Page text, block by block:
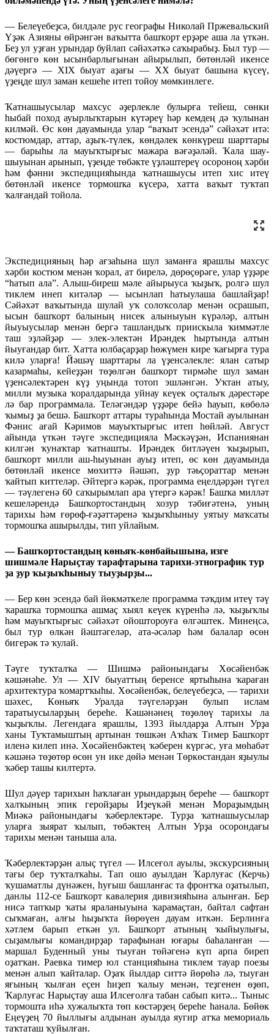
— Белеүебеҙсә, билдәле рус географы Николай Пржевальский
Үҙәк Азияны өйрәнгән ваҡытта башҡорт ерҙәре аша ла үткән.
Беҙ ул уҙған урындар буйлап сәйәхәткә саҡырабыҙ. Был тур —
бөгөнгө көн ысынбарлығынан айырылып, бөтөнләй икенсе
дәүергә — XIX быуат аҙағы — ХХ быуат башына күсеү,
үҙеңде шул заман кешеһе итеп тойоу мөмкинлеге.
Ҡатнашыусылар махсус әҙерлекле булырға тейеш, сөнки
һыбай поход ауырлыҡтарын күтәреү һәр кемдең дә ҡулынан
килмәй. Өс көн дауамында улар “ваҡыт эсендә” сәйәхәт итә:
костюмдар, аттар, аҙыҡ-түлек, көндәлек көнкүреш шарттары
— барыһы ла мауыҡтырғыс мажара вәғәҙәләй. Ҡала шау-
шыуынан арынып, үҙеңде төбәкте үҙләштереү осороноң хәрби
һәм фәнни экспедицияһында ҡатнашыусы итеп хис итеү
бөтөнләй икенсе тормошҡа күсерә, хатта ваҡыт туҡтап
ҡалғандай тойола.
Экспедицияның һәр ағзаһына шул заманға ярашлы махсус
хәрби костюм менән ҡорал, ат бирелә, дөрөҫөрәге, улар үҙҙәре
“һатып ала”. Алыш-биреш мәле айырыуса ҡыҙыҡ, ролгә шул
тиклем инеп китәләр — ысынлап һатыулаша башлайҙар!
Сәйәхәт ваҡытында шулай уҡ солоҡсолар менән осрашып,
ысын башҡорт балының нисек алыныуын күрәләр, алтын
йыуыусылар менән бергә ташландыҡ приискыла ҡиммәтле
таш эҙләйҙәр — элек-электән Ирәндек һыртында алтын
йыуғандар бит. Хатта юлбаҫарҙар һөжүмен кире ҡағырға тура
килә уларға! Йәшәү шарттары ла үҙенсәлекле: ялан сатыр
казармаһы, кейеҙҙән төҙөлгән башҡорт тирмәһе шул заман
үҙенсәлектәрен күҙ уңында тотоп эшләнгән. Уҡтан атыу,
милли музыка ҡоралдарында уйнау кеүек оҫталыҡ дәрестәре
лә бар программала. Теләгәндәр үҙҙәре бейә һауып, көбөлә
ҡымыҙ ҙа бешә. Башҡорт аттары тураһында Мостай ауылынан
Фәнис ағай Кәримов мауыҡтырғыс итеп һөйләй. Август
айында үткән тәүге экспедицияла Мәскәүҙән, Испаниянан
килгән ҡунаҡтар ҡатнашты. Ирәндек битләүен ҡыҙырып,
башҡорт милли аш-һыуынан ауыҙ итеп, өс көн дауамында
бөтөнләй икенсе мөхиттә йәшәп, ҙур тәьҫораттар менән
ҡайтып киттеләр. Әйтергә кәрәк, программа еңелдәрҙән түгел
— тәүлегенә 60 саҡырымлап ара үтергә кәрәк! Башҡа милләт
кешеләрендә Башҡортостандың хозур тәбиғәтенә, уның
тарихы һәм ғөрөф-ғәҙәттәренә ҡыҙыҡһыныу уятыу маҡсаты
тормошҡа ашырылды, тип уйлайым.
— Башҡортостандың көньяҡ-көнбайышына, изге
шишмәле На­рыҫтау тарафтарына тарихи-этнографик тур
ҙа ҙур ҡыҙыҡһыныу тыуҙырҙы...
— Бер көн эсендә бай йөкмәткеле программа тәҡдим итеү тәү
ҡарашҡа тормошҡа ашмаҫ хыял кеүек күренһә лә, ҡыҙыҡлы
һәм мауыҡтырғыс сәйәхәт ойоштороуға өлгәштек. Минеңсә,
был тур өлкән йәштәгеләр, ата-әсәләр һәм балалар өсөн
бигерәк тә ҡулай.
Тәүге туҡталҡа — Шишмә районындағы Хөсәйенбәк
кәшәнәһе. Ул — XIV быуаттың беренсе яртыһына ҡараған
архитектура ҡомартҡыһы. Хөсәйенбәк, белеүебеҙсә, — тарихи
шәхес, Көньяҡ Уралда тәүгеләрҙән булып ислам
таратыусыларҙың береһе. Кәшәнәнең төҙөлөү тарихы ла
ҡыҙыҡлы. Легендаға ярашлы, 1393 йылдарҙа Алтын Урҙа
ханы Туҡтамыштың артынан төшкән Аҡһаҡ Тимер Башҡорт
иленә килеп инә. Хөсәйенбәктең ҡәберен күргәс, уға мөһабәт
кәшәнә төҙөтөр өсөн ун ике дөйә менән Төркөстандан яҙыулы
ҡәбер ташы килтертә.
Шул дәүер тарихын һаҡлаған урындарҙың береһе — башҡорт
халҡының эпик геройҙары Иҙеүкәй менән Мораҙымдың
Миәкә районындағы ҡәберлектәре. Турҙа ҡатнашыусылар
уларға зыярат ҡылып, төбәктең Алтын Урҙа осорондағы
тарихы менән таныша ала.
Ҡәберлектәрҙән алыҫ түгел — Илсеғол ауылы, экскурсияның
тағы бер туҡталҡаһы. Тап ошо ауылдан Ҡарлуғас (Керчь)
ҡушаматлы дүнәжен, һуғыш башланғас та фронтҡа оҙатылып,
данлы 112-се Башҡорт кавалерия дивизияһына алынған. Бер
нисә тапҡыр ҡаты яраланыуына ҡарамаҫтан, байтал сафтан
сыҡмаған, алғы һыҙыҡта йөрөүен дауам иткән. Берлинға
хәтлем барып еткән ул. Башҡорт атының ҡыйыулығы,
сыҙамлығы командирҙар тарафынан юғары баһаланған —
маршал Буденный уны тыуған төйәгенә күп арпа биреп
оҙатҡан. Раевка тимер юл станцияһына тиклем тауар поезы
менән алып ҡайталар. Оҙаҡ йылдар ситтә йөрөһә лә, тыуған
яғының ҡылған еҫен һиҙеп ҡалыу менән, теҙгенен өҙөп,
Ҡарлуғас Нарыҫтау аша Илсеғолға табан сабып китә... Тыныс
тормошта иһә хужалыҡта төп көстәрҙең береһе һанала. Бөйөк
Еңеүҙең 70 йыллығы алдынан ауылда яугир атҡа мемориаль
таҡтаташ ҡуйылған.